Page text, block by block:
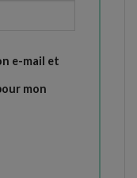
e-mail et
mon